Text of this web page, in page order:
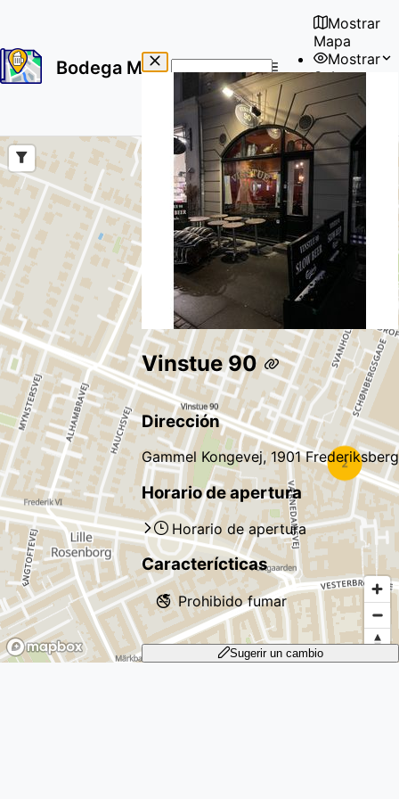
Bodega Map
results
found
Mostrar
Mapa
Mostrar
Sobre
🇪🇸
Usuario
Vinstue 90
Dirección
Gammel Kongevej, 1901 Frederiksberg
Horario de apertura
Horario de apertura
Caracterícticas
🚭 Prohibido fumar
Sugerir un cambio